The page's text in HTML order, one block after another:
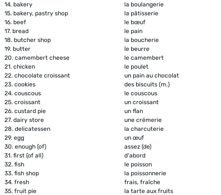
14. bakery
la boulangerie
15. bakery, pastry shop
la pâtisserie
16. beef
le bœuf
17. bread
le pain
18. butcher shop
la boucherie
19. butter
le beurre
20. camembert cheese
le camembert
21. chicken
le poulet
22. chocolate croissant
un pain au chocolat
23. cookies
des biscuits (m.)
24. couscous
le couscous
25. croissant
un croissant
26. custard pie
un flan
27. dairy store
une crémerie
28. delicatessen
la charcuterie
29. egg
un œuf
30. enough (of)
assez (de)
31. first (of all)
d'abord
32. fish
le poisson
33. fish shop
la poissonnerie
34. fresh
frais, fraîche
35. fruit pie
la tarte aux fruits